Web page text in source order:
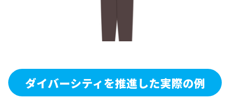
ダイバーシティを推進した実際の例